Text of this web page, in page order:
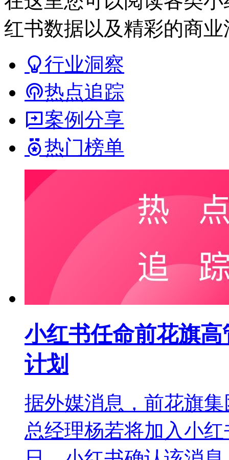
红书数据以及精彩的商业
行业洞察
热点追踪
案例分享
热门榜单
小红书任命前花旗
计划
据外媒消息，前花旗
总经理杨若将加入小